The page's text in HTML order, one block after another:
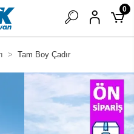
0
Tam Boy Çadır